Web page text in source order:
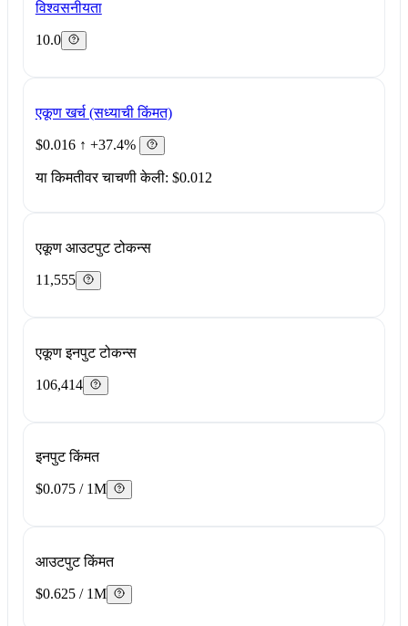
विश्वसनीयता
10.0
एकूण खर्च (सध्याची किंमत)
$0.016 ↑ +37.4%
या किमतीवर चाचणी केली: $0.012
एकूण आउटपुट टोकन्स
11,555
एकूण इनपुट टोकन्स
106,414
इनपुट किंमत
$0.075 / 1M
आउटपुट किंमत
$0.625 / 1M